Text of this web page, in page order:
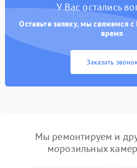
У Вас остались
Оставьте заявку, мы свяжемся
время
Заказать
Мы ремонтируем и
морозильных